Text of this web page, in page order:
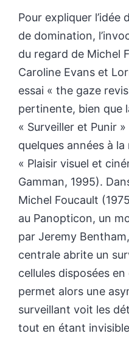
Pour expliquer
de domination,
du regard de Michel
Caroline Evans et
essai « the gaze
pertinente, bien que
« Surveiller et Punir
quelques années à
« Plaisir visuel et
Gamman, 1995).
Michel Foucault
au Panopticon, un
par Jeremy
centrale abrite un
cellules disposées
permet alors une
surveillant voit les
tout en étant